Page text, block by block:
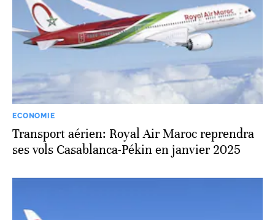
ECONOMIE
Transport aérien: Royal Air Maroc reprendra
ses vols Casablanca-Pékin en janvier 2025